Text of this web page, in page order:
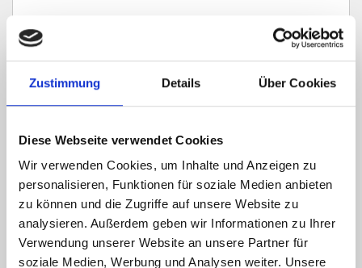
Zustimmung Details Über Cookies
Diese Webseite verwendet Cookies
Wir verwenden Cookies, um Inhalte und Anzeigen zu
personalisieren, Funktionen für soziale Medien anbieten
zu können und die Zugriffe auf unsere Website zu
analysieren. Außerdem geben wir Informationen zu Ihrer
Verwendung unserer Website an unsere Partner für
soziale Medien, Werbung und Analysen weiter. Unsere
Ich habe dieDatenschutzerklärungzur Kenntnis genommen. Ich stimme
zu, dass meine Angaben und Daten zur Beantwortung meiner Anfrage
an info@hegerich-immobilien.de widerrufen. *
* Pflichtfelder
Absenden